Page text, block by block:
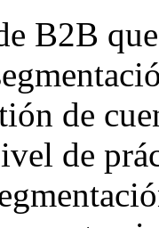
B2B
de
de